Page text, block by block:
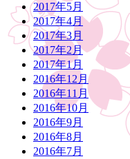
2017年5月
2017年4月
2017年3月
2017年2月
2017年1月
2016年12月
2016年11月
2016年10月
2016年9月
2016年8月
2016年7月